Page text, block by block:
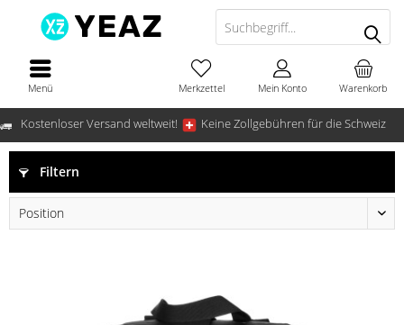
Kostenloser Versand weltweit! Keine Zollgebühren für die Schweiz
Menü Warenkorb
Merkzettel Mein Konto
Filtern